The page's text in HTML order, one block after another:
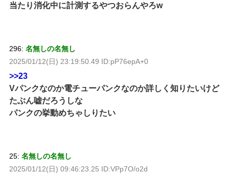
当たり消化中に計測するやつおらんやろw
296: 名無しの名無し
2025/01/12(日) 23:19:50.49 ID:pP76epA+0
>>23
Vパンクなのか電チューパンクなのか詳しく知りたいけど
たぶん嘘だろうしな
パンクの挙動めちゃしりたい
25: 名無しの名無し
2025/01/12(日) 09:46:23.25 ID:VPp7O/o2d